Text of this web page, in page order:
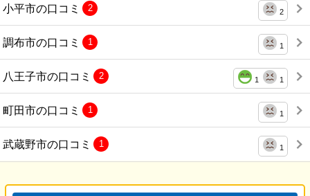
小平市の口コミ 2
2
調布市の口コミ 1
1
八王子市の口コミ 1 1
2
町田市の口コミ 1
1
武蔵野市の口コミ 1
1